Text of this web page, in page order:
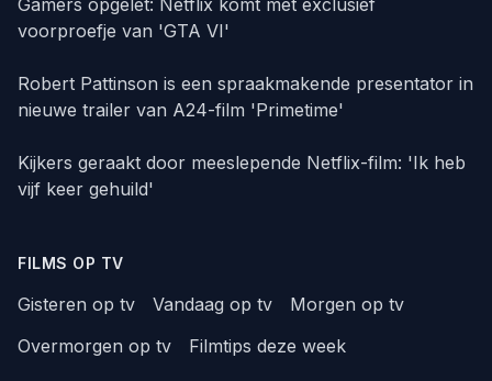
Gamers opgelet: Netflix komt met exclusief
voorproefje van 'GTA VI'
Robert Pattinson is een spraakmakende presentator in
nieuwe trailer van A24-film 'Primetime'
Kijkers geraakt door meeslepende Netflix-film: 'Ik heb
vijf keer gehuild'
FILMS OP TV
Gisteren op tv Vandaag op tv
Morgen op tv
Overmorgen op tv
Filmtips deze week